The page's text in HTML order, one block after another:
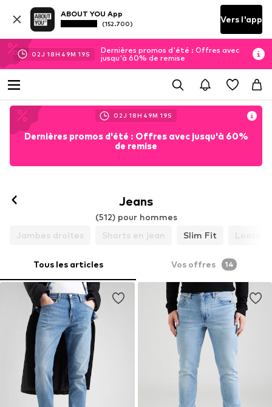
ABOUT YOU App
(152.700) Vers l'app
02J 18H 49M 17S
Dernières promos d'été : Offres avec
jusqu'à 60% de remise
02J 18H 49M 17S
Dernières promos d'été : Offres avec jusqu'à 60%
de remise
Jeans
(512) pour hommes
Jambes droites
Shorts en jean Slim Fit Loose
Tous les articles Vos offres 14